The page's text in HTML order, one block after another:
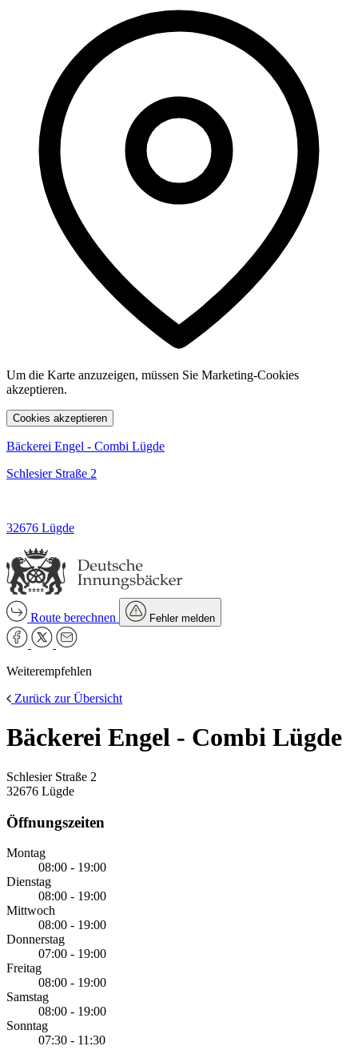
Um die Karte anzuzeigen, müssen Sie Marketing-Cookies
akzeptieren.
Cookies akzeptieren
Bäckerei Engel - Combi Lügde
Schlesier Straße 2
32676 Lügde
Route berechnen Fehler melden
Weiterempfehlen
Zurück zur Übersicht
Bäckerei Engel - Combi Lügde
Schlesier Straße 2
32676 Lügde
Öffnungszeiten
Montag
08:00 - 19:00
Dienstag
08:00 - 19:00
Mittwoch
08:00 - 19:00
Donnerstag
07:00 - 19:00
Freitag
08:00 - 19:00
Samstag
08:00 - 19:00
Sonntag
07:30 - 11:30